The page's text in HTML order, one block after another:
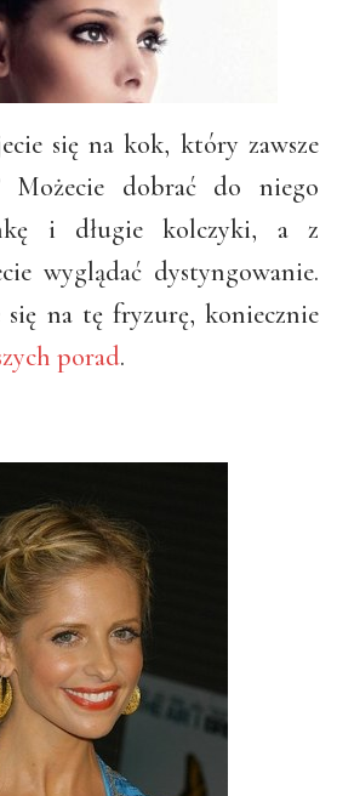
się na kok, który zawsze
Możecie dobrać do niego
i długie kolczyki, a z
wyglądać dystyngowanie.
się na tę fryzurę, koniecznie
porad.